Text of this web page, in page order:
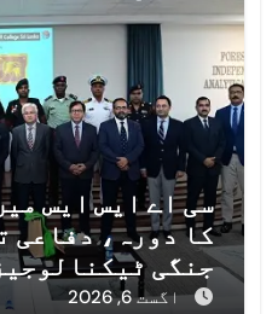
سی اے ایس ایس
کا دورہ، دفاعی
جنگی
خیال
اگست 6, 2026